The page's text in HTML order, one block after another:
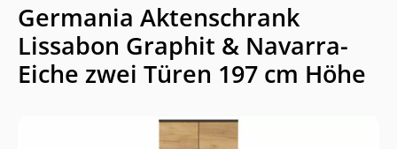
Germania Aktenschrank
Lissabon Graphit & Navarra-
Eiche zwei Türen 197 cm Höhe